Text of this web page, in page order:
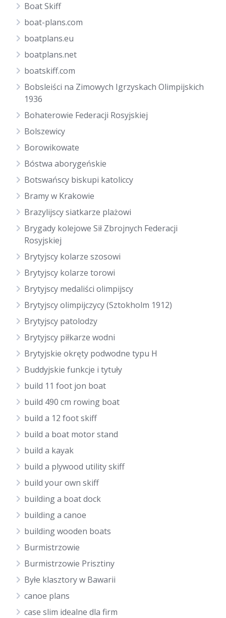
Boat Skiff
boat-plans.com
boatplans.eu
boatplans.net
boatskiff.com
Bobsleiści na Zimowych Igrzyskach Olimpijskich
1936
Bohaterowie Federacji Rosyjskiej
Bolszewicy
Borowikowate
Bóstwa aborygeńskie
Botswańscy biskupi katoliccy
Bramy w Krakowie
Brazylijscy siatkarze plażowi
Brygady kolejowe Sił Zbrojnych Federacji
Rosyjskiej
Brytyjscy kolarze szosowi
Brytyjscy kolarze torowi
Brytyjscy medaliści olimpijscy
Brytyjscy olimpijczycy (Sztokholm 1912)
Brytyjscy patolodzy
Brytyjscy piłkarze wodni
Brytyjskie okręty podwodne typu H
Buddyjskie funkcje i tytuły
build 11 foot jon boat
build 490 cm rowing boat
build a 12 foot skiff
build a boat motor stand
build a kayak
build a plywood utility skiff
build your own skiff
building a boat dock
building a canoe
building wooden boats
Burmistrzowie
Burmistrzowie Prisztiny
Byłe klasztory w Bawarii
canoe plans
case slim idealne dla firm